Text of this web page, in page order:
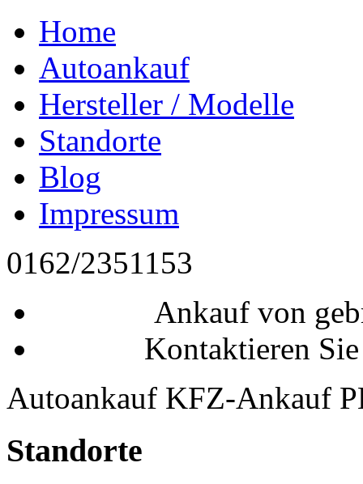
Home
Autoankauf
Hersteller / Modelle
Standorte
Blog
Impressum
0162/2351153
Ankauf von
Kontaktieren
Autoankauf KFZ-Ankauf
Standorte